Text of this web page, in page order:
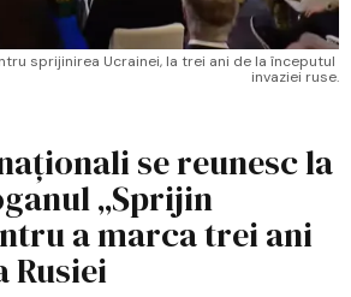
sprijinirea Ucrainei, la trei ani de la începutul
invaziei ruse.
se reunesc la
„Sprijin
a marca trei ani
Rusiei